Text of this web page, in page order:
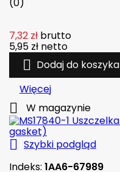
(0)
7,32 zł brutto
5,95 zł netto
 Dodaj do koszyka
Więcej
 W magazynie
 Szybki podgląd
Indeks: 1AA6-67989